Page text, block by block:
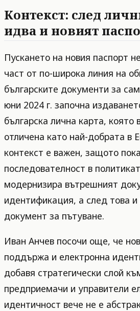
Контекст: след
идва и новият
Пускането на новия паспорт
част от по-широка линия на
българските документи за
юни 2024 г. започна
българска лична карта, която
отличена като най-добрата в
контекст е важен, защото
последователност в
модернизира вътрешният
идентификация, а след това
документ за пътуване.
Иван Анчев посочи още, че
поддържа и електронна
добавя стратегически слой
предприемачи и управители
идентичност вече не е